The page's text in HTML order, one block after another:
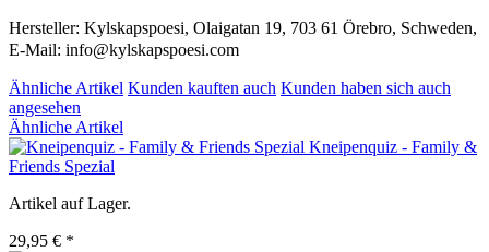
Hersteller: Kylskapspoesi, Olaigatan 19, 703 61 Örebro, Schweden,
E-Mail: info@kylskapspoesi.com
Ähnliche Artikel Kunden kauften auch Kunden haben sich auch
angesehen
Ähnliche Artikel
Kneipenquiz - Family &
Friends Spezial
Artikel auf Lager.
29,95 € *